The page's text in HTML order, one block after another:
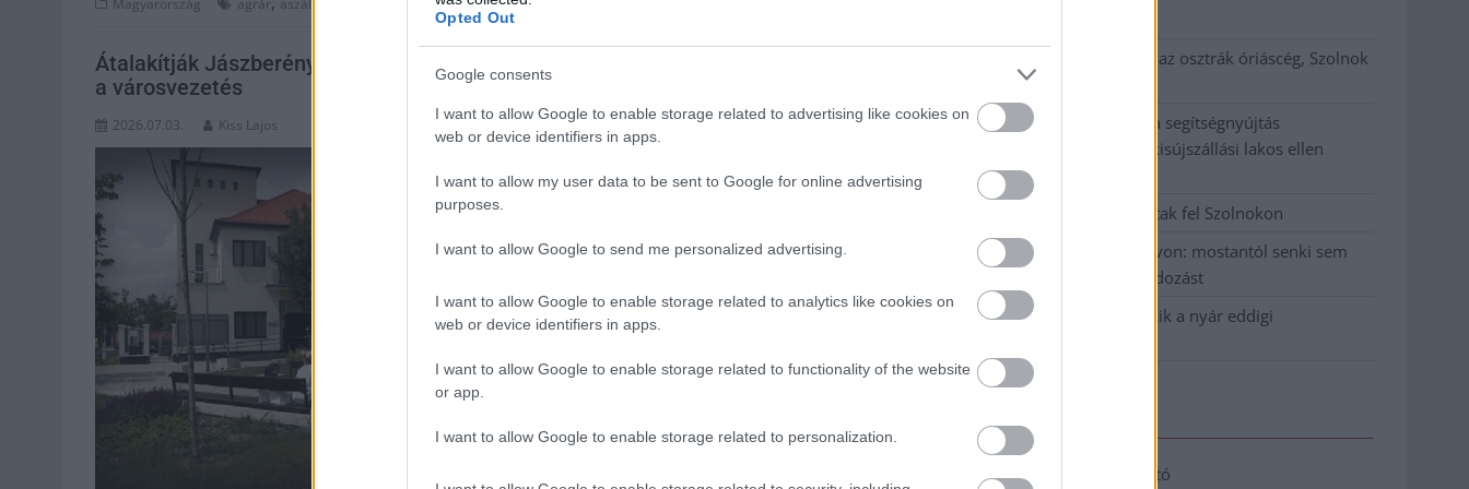
Opted Out
Google consents
I want to allow Google to enable storage related to advertising like cookies on
web or device identifiers in apps.
I want to allow my user data to be sent to Google for online advertising
purposes.
I want to allow Google to send me personalized advertising.
I want to allow Google to enable storage related to analytics like cookies on
web or device identifiers in apps.
I want to allow Google to enable storage related to functionality of the website
or app.
I want to allow Google to enable storage related to personalization.
Magyarország agrár aszály jégkármérsékelő
Átalakítják Jászberény közlekedési rendjét, a lakosság véleményére, ötleteire is kíváncsi
a városvezetés
2026.07.03. Kiss Lajos
kinyilváníthatjuk véleményünket a hónap
lesz a Jász-Nagykun-Szolnok megyei
jelenlegi.
Átszervezi működését az osztrák óriáscég, Szolnok
is érintett
Tragédiába torkollott a segítségnyújtás
elmulasztása, három kisújszállási lakos ellen
emeltek vádat
Hatalmas lángok csaptak fel Szolnokon
Vízitraffipax a Tisza-tavon: mostantól senki sem
úszhatja meg a száguldozást
Szolnokra is megérkezik a nyár eddigi
Adatkezelési tájékoztató